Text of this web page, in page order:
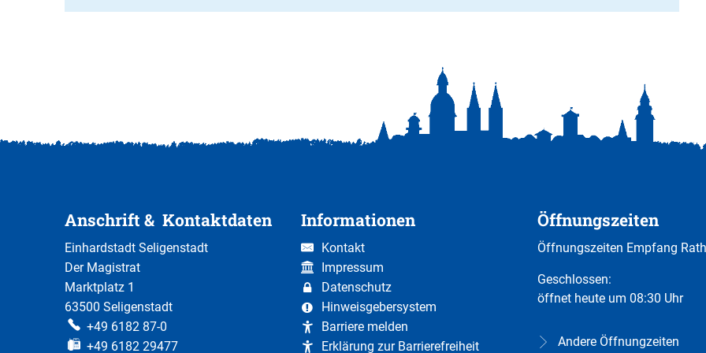
Anschrift & Kontaktdaten
Einhardstadt Seligenstadt
Der Magistrat
Marktplatz 1
63500 Seligenstadt
+49 6182 87-0
+49 6182 29477
Informationen
Kontakt
Impressum
Datenschutz
Hinweisgebersystem
Barriere melden
Erklärung zur Barrierefreiheit
Öffnungszeiten
Öffnungszeiten Empfang
Klicken, um weitere
Geschlossen:
öffnet heute um 08:30 Uhr
Andere Öffnungzeiten